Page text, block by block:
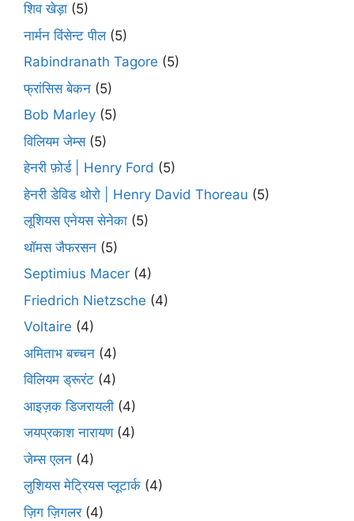
शिव खेड़ा (5)
नार्मन विंसेन्ट पील(5)
Rabindranath Tagore (5)
फ्रांसिस बेकन (5)
Bob Marley (5)
विलियम जेम्स(5)
हेनरी फ़ोर्ड | Henry Ford (5)
हेनरी डेविड थोरो | Henry David Thoreau (5)
लूशियस एनेयस सेनेका (5)
थॉमस जैफरसन (5)
Septimius Macer (4)
Friedrich Nietzsche (4)
Voltaire (4)
अमिताभ बच्चन (4)
विलियम ड्रूरंट (4)
आइज़क डिजरायली (4)
जयप्रकाश नारायण(4)
जेम्स एलन (4)
लुशियस मेट्रियस प्लूटार्क (4)
ज़िग ज़िगलर(4)